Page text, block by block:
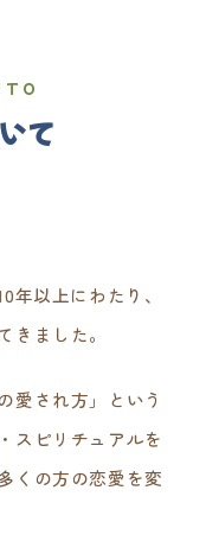
て
年以上にわたり、
きました。
愛され方」という
スピリチュアルを
くの方の恋愛を変